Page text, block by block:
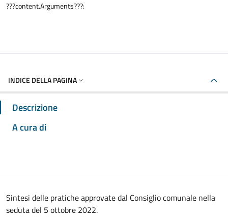
???content.Arguments???:
INDICE DELLA PAGINA
Descrizione
A cura di
Sintesi delle pratiche approvate dal Consiglio comunale nella
seduta del 5 ottobre 2022.